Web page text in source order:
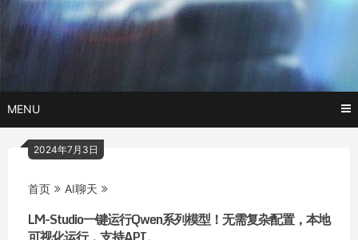
托尼不是
塔克
玩转AI黑科技,AI换脸，AI绘画，AI聊天….
MENU
2024年7月3日
首页 AI聊天
LM-Studio一键运行Qwen系列模型！无需复杂配置，本地